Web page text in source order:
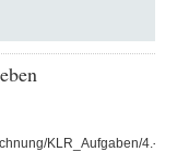
KLR_Aufgaben/4.-